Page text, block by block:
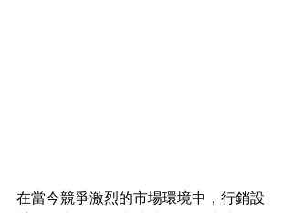
在當今競爭激烈的市場環境中，行銷設